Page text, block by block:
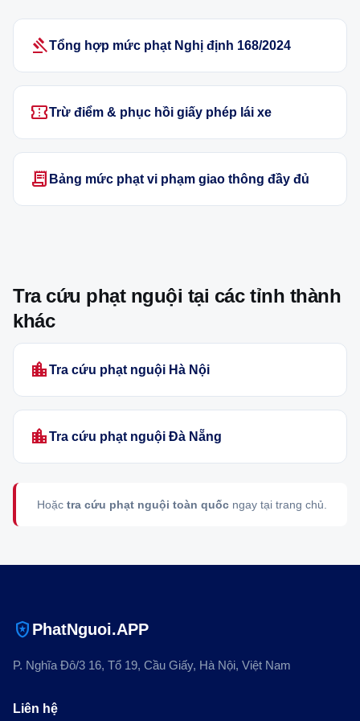
gavelTổng hợp mức phạt Nghị định 168/2024
confirmation_numberTrừ điểm & phục hồi giấy phép lái xe
receipt_long Bảng mức phạt vi phạm giao thông đầy đủ
Tra cứu phạt nguội tại các tỉnh thành
khác
location_cityTra cứu phạt nguội Hà Nội
location_cityTra cứu phạt nguội Đà Nẵng
Hoặc tra cứu phạt nguội toàn quốcngay tại trang chủ.
local_police PhatNguoi.APP
P. Nghĩa Đô/3 16, Tổ 19, Cầu Giấy, Hà Nội, Việt Nam
Liên hệ